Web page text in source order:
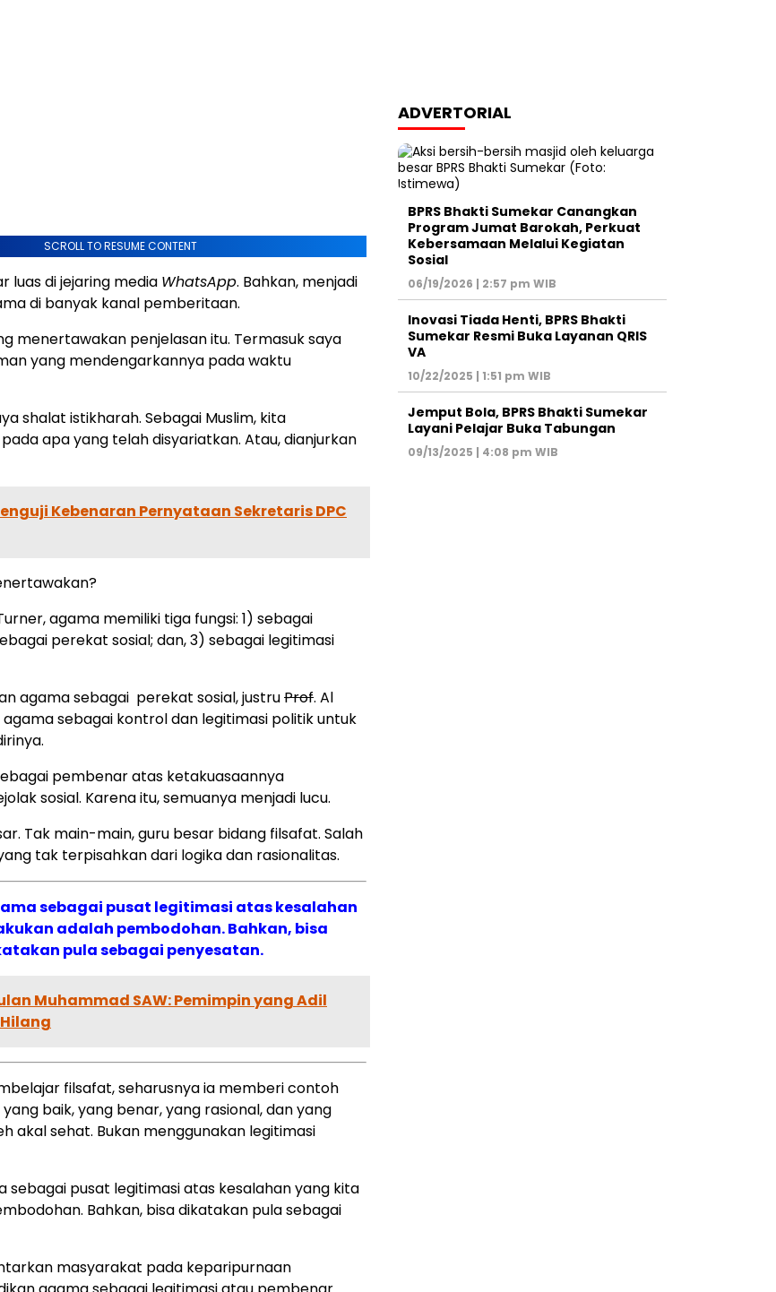
SCROLL TO RESUME CONTENT
luas di jejaring media WhatsApp. Bahkan, menjadi
di banyak kanal pemberitaan.
menertawakan penjelasan itu. Termasuk saya
yang mendengarkannya pada waktu
shalat istikharah. Sebagai Muslim, kita
apa yang telah disyariatkan. Atau, dianjurkan
Kebenaran Pernyataan Sekretaris DPC
agama memiliki tiga fungsi: 1) sebagai
perekat sosial; dan, 3) sebagai legitimasi
agama sebagai perekat sosial, justruProf. Al
agama sebagai kontrol dan legitimasi politik untuk
pembenar atas ketakuasaannya
sosial. Karena itu, semuanya menjadi lucu.
Tak main-main, guru besar bidang filsafat. Salah
tak terpisahkan dari logika dan rasionalitas.
sebagai pusat legitimasi atas kesalahan
adalah pembodohan. Bahkan, bisa
pula sebagai penyesatan.
Muhammad SAW: Pemimpin yang Adil
filsafat, seharusnya ia memberi contoh
baik, yang benar, yang rasional, dan yang
akal sehat. Bukan menggunakan legitimasi
sebagai pusat legitimasi atas kesalahan yang kita
Bahkan, bisa dikatakan pula sebagai
masyarakat pada keparipurnaan
ADVERTORIAL
BPRS Bhakti Sumekar Canangkan
Program Jumat Barokah, Perkuat
Kebersamaan Melalui Kegiatan
Sosial
06/19/2026 | 2:57 pm WIB
Inovasi Tiada Henti, BPRS Bhakti
Sumekar Resmi Buka Layanan QRIS
VA
10/22/2025 | 1:51 pm WIB
Jemput Bola, BPRS Bhakti Sumekar
Layani Pelajar Buka Tabungan
09/13/2025 | 4:08 pm WIB